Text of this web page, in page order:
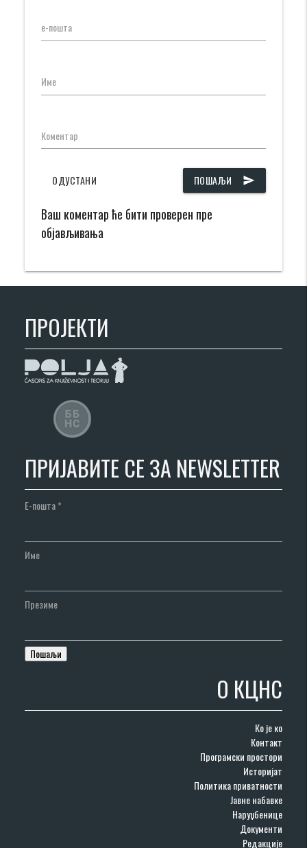
е-пошта
Име
Коментар
ПОШАЉИ send
ОДУСТАНИ
Ваш коментар ће бити проверен пре
објављивања
ПРОЈЕКТИ
ПРИЈАВИТЕ СЕ ЗА NEWSLETTER
Е-пошта*
Име
Презиме
О КЦНС
Ко је ко
Контакт
Програмски простори
Историјат
Политика приватности
Јавне набавке
Наруџбенице
Документи
Редакције